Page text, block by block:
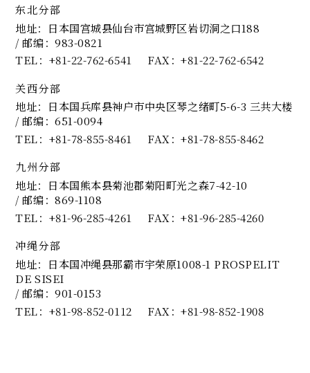
东北分部
地址：日本国宫城县仙台市宫城野区岩切洞之口188
/ 邮编：983-0821
TEL
+81-22-762-6541 FAX
+81-22-762-6542
关西分部
地址：日本国兵库县神户市中央区琴之绪町5-6-3 三共大楼
/ 邮编：651-0094
TEL
+81-78-855-8461 FAX
+81-78-855-8462
九州分部
地址：日本国熊本县菊池郡菊阳町光之森7-42-10
/ 邮编：869-1108
TEL
+81-96-285-4261 FAX
+81-96-285-4260
冲绳分部
地址：日本国冲绳县那霸市宇荣原1008-1 PROSPELIT
DE SISEI
/ 邮编：901-0153
TEL
+81-98-852-0112 FAX +81-98-852-1908